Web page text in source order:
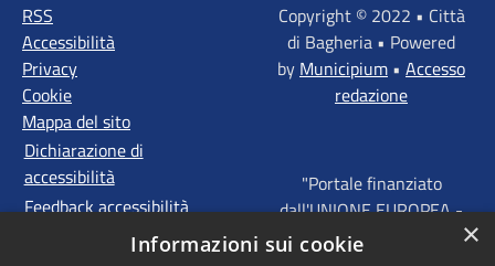
RSS
Accessibilità
Privacy
Cookie
Mappa del sito
Dichiarazione di
accessibilità
Feedback accessibilità
Copyright © 2022 • Città
di Bagheria • Powered
by Municipium • Accesso
redazione
"Portale finanziato
dall'UNIONE EUROPEA -
FONDI STRUTTURALI
×
Informazioni sui cookie